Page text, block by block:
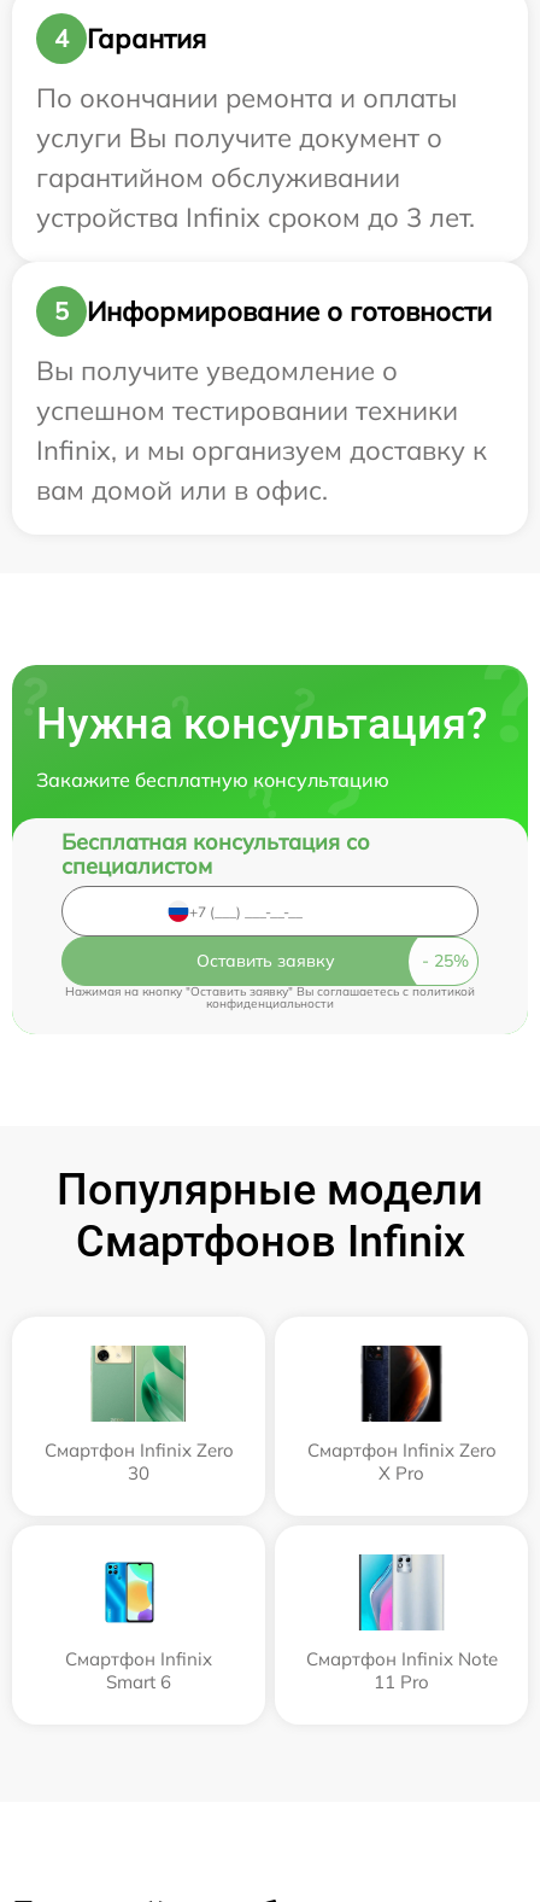
4
Гарантия
По окончании ремонта и оплаты
услуги Вы получите документ о
гарантийном обслуживании
устройства Infinix сроком до 3 лет.
5
Информирование о готовности
Вы получите уведомление о
успешном тестировании техники
Infinix, и мы организуем доставку к
вам домой или в офис.
Нужна консультация?
Закажите бесплатную консультацию
Бесплатная консультация со
специалистом
Оставить заявку
Нажимая на кнопку "Оставить заявку" Вы соглашаетесь c политикой
конфиденциальности
Популярные модели
Смартфонов Infinix
Смартфон Infinix Zero
30
Смартфон Infinix Zero
X Pro
Смартфон Infinix
Smart 6
Смартфон Infinix Note
11 Pro